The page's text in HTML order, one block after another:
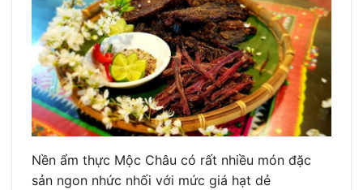
Nền ẩm thực Mộc Châu có rất nhiều món đặc
sản ngon nhức nhối với mức giá hạt dẻ